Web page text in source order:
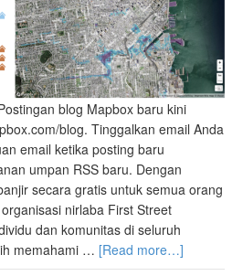
blog Mapbox baru kini
blog. Tinggalkan email Anda
email ketika posting baru
umpan RSS baru. Dengan
secara gratis untuk semua orang
nirlaba First Street
dan komunitas di seluruh
memahami … [Read more…]